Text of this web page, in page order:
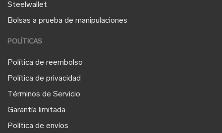
Steelwallet
Bolsas a prueba de manipulaciones
POLÍTICAS
Política de reembolso
Política de privacidad
Términos de Servicio
Garantía limitada
Política de envíos